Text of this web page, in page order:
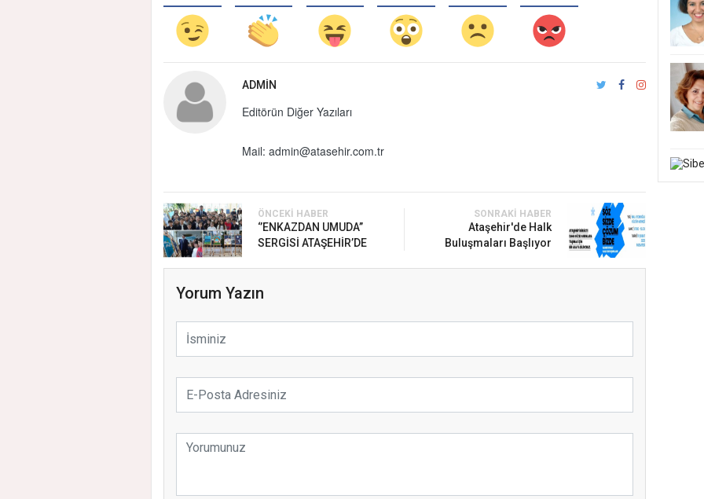
ADMIN
Editörün Diğer Yazıları
Mail: admin@atasehir.com.tr
ÖNCEKI HABER
‘’ENKAZDAN UMUDA”
SERGİSİ ATAŞEHİR’DE
SONRAKI HABER
Ataşehir'de Halk
Buluşmaları Başlıyor
Yorum Yazın